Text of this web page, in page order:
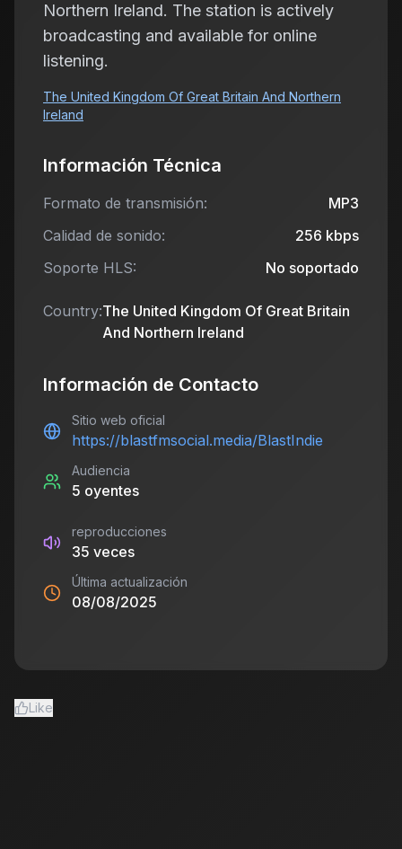
Northern Ireland. The station is actively
broadcasting and available for online
listening.
The United Kingdom Of Great Britain And Northern
Ireland
Información Técnica
Formato de transmisión:
MP3
Calidad de sonido:
256 kbps
Soporte HLS:
No soportado
Country:The United Kingdom Of Great Britain
And Northern Ireland
Información de Contacto
Sitio web oficial
https://blastfmsocial.media/BlastIndie
Audiencia
5 oyentes
reproducciones
35 veces
Última actualización
08/08/2025
Like